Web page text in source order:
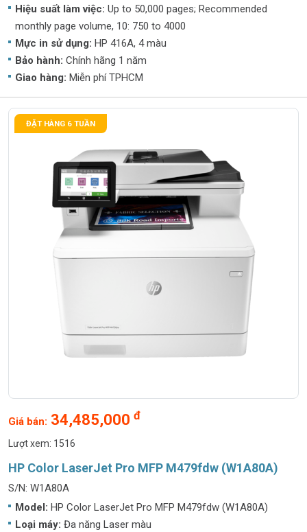
Hiệu suất làm việc: Up to 50,000 pages; Recommended
monthly page volume, 10: 750 to 4000
Mực in sử dụng: HP 416A, 4 màu
Bảo hành: Chính hãng 1 năm
Giao hàng: Miễn phí TPHCM
ĐẶT HÀNG 6 TUẦN
HP Color LaserJet Pro MFP M479fdw (W1A80A)
S/N: W1A80A
Model: HP Color LaserJet Pro MFP M479fdw (W1A80A)
Loại máy: Đa năng Laser màu
Giá bán: 34,485,000 đ
Lượt xem: 1516